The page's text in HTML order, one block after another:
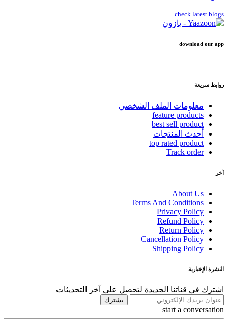
check latest blogs
download our app
روابط سريعة
معلومات الملف الشخصي
feature products
best sell product
أحدث المنتجات
top rated product
Track order
آخر
About Us
Terms And Conditions
Privacy Policy
Refund Policy
Return Policy
Cancellation Policy
Shipping Policy
النشرة الإخبارية
اشترك في قناتنا الجديدة لتحصل على آخر التحديثات
يشترك
start a conversation